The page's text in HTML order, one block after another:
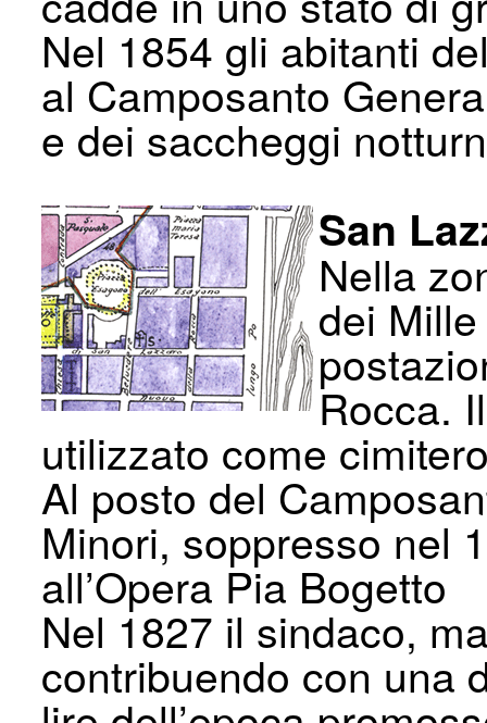
Nel 1854 gli abitanti
al Camposanto
e dei saccheggi
San
Nella
dei
Rocca.
utilizzato come
Al posto del
Minori, soppresso nel
all’Opera Pia Bogetto
Nel 1827 il sindaco,
contribuendo con una